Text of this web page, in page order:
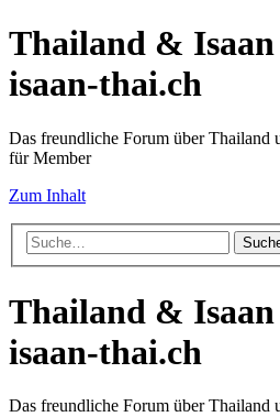
Thailand &
isaan-thai.ch
Das freundliche Forum über Thailand
für Member
Zum Inhalt
Thailand &
isaan-thai.ch
Das freundliche Forum über Thailand